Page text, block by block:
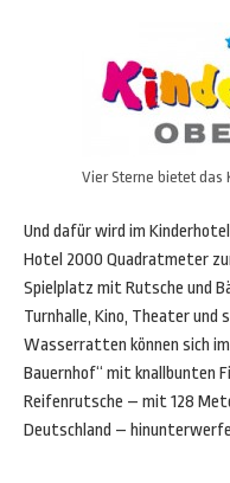
Vier Sterne bietet das
Und dafür wird im
Hotel 2000 Quadratmeter
Spielplatz mit Rutsche und
Turnhalle, Kino, Theater und
Wasserratten können sich
Bauernhof“ mit knallbunten
Reifenrutsche – mit 128
Deutschland –